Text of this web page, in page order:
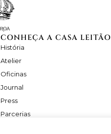
CONHEÇA A CASA LEITÃO
História
Atelier
Oficinas
Journal
Press
Parcerias